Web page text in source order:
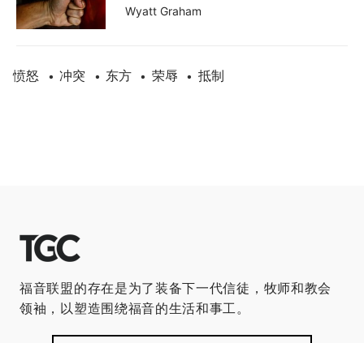
Wyatt Graham
愤怒 • 冲突 • 东方 • 荣辱 • 抵制
福音联盟的存在是为了装备下一代信徒，牧师和教会
领袖，以塑造围绕福音的生活和事工。